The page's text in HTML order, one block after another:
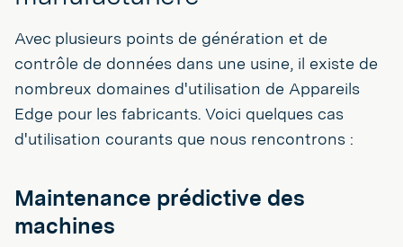
Avec plusieurs points de génération et de
contrôle de données dans une usine, il existe de
nombreux domaines d'utilisation de Appareils
Edge pour les fabricants. Voici quelques cas
d'utilisation courants que nous rencontrons :
Maintenance prédictive des
machines